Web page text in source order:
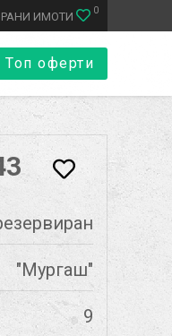
ИМОТИ 0
Топ оферти
"Мургаш"
9